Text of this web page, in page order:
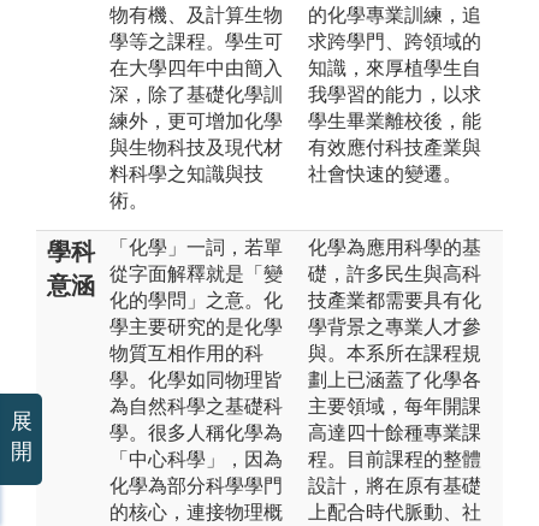
物有機、及計算生物
學等之課程。學生可
在大學四年中由簡入
深，除了基礎化學訓
練外，更可增加化學
與生物科技及現代材
料科學之知識與技
術。
的化學專業訓練，追
求跨學門、跨領域的
知識，來厚植學生自
我學習的能力，以求
學生畢業離校後，能
有效應付科技產業與
社會快速的變遷。
學科
意涵
「化學」一詞，若單
從字面解釋就是「變
化的學問」之意。化
學主要研究的是化學
物質互相作用的科
學。化學如同物理皆
為自然科學之基礎科
學。很多人稱化學為
「中心科學」，因為
化學為部分科學學門
的核心，連接物理概
化學為應用科學的基
礎，許多民生與高科
技產業都需要具有化
學背景之專業人才參
與。本系所在課程規
劃上已涵蓋了化學各
主要領域，每年開課
高達四十餘種專業課
程。目前課程的整體
設計，將在原有基礎
上配合時代脈動、社
展
開